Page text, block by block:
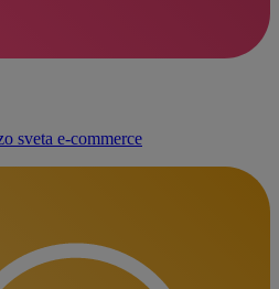
sveta e‑commerce